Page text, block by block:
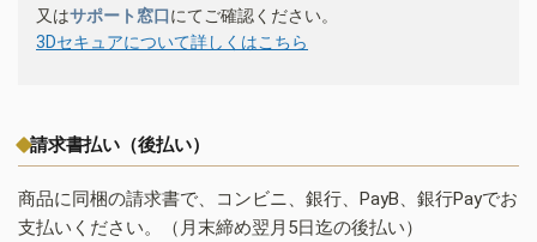
又はサポート窓口にてご確認ください。
3Dセキュアについて詳しくはこちら
請求書払い（後払い）
商品に同梱の請求書で、コンビニ、銀行、PayB、銀行Payでお
支払いください。（月末締め翌月5日迄の後払い）